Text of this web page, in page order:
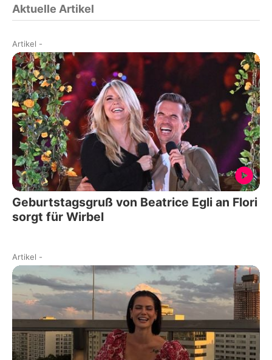
Aktuelle Artikel
Artikel -
Geburtstagsgruß von Beatrice Egli an Flori
sorgt für Wirbel
Artikel -